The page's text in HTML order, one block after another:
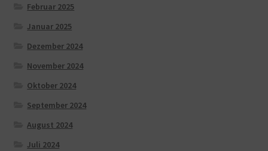
Februar 2025
Januar 2025
Dezember 2024
November 2024
Oktober 2024
September 2024
August 2024
Juli 2024